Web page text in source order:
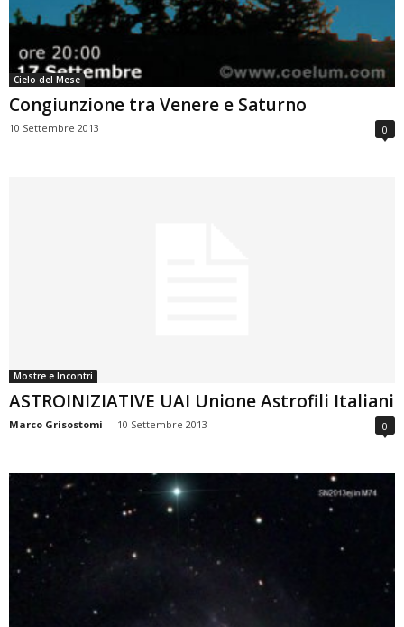
Cielo del Mese
Congiunzione tra Venere e Saturno
10 Settembre 2013 0
Mostre e Incontri
ASTROINIZIATIVE UAI Unione Astrofili Italiani
Marco Grisostomi - 10 Settembre 2013 0